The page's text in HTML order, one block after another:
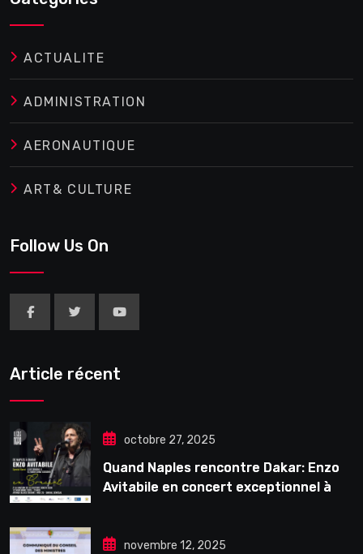
ACTUALITE
ADMINISTRATION
AERONAUTIQUE
ART& CULTURE
Follow Us On
Article récent
octobre 27, 2025
Quand Naples rencontre Dakar: Enzo
Avitabile en concert exceptionnel à
novembre 12, 2025